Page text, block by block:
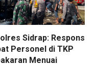
Sidrap: Respons
Personel di TKP
Menuai